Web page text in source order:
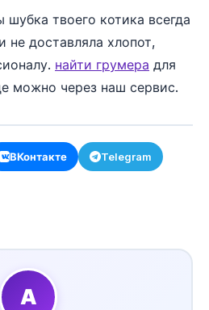
твоего котика всегда
не доставляла хлопот,
найти грумера для
можно через наш сервис.
ВКонтакте Telegram
А